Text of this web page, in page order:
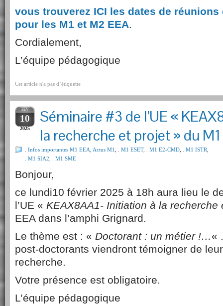
vous trouverez ICI les dates de réunions
pour les M1 et M2 EEA.
Cordialement,
L’équipe pédagogique
Cet article n'a pas d’étiquette
FÉV
10
2025
Séminaire #3 de l’UE «
la recherche et projet » du M1
. Infos importantes M1 EEA Actus M1 . M1 ESET, . M1 E2-CMD . M1 ISTR
. M1 SIA2
. M1 SME
Bonjour,
ce lundi10 février 2025 à 18h aura lieu le
l’UE « KEAX8AA1- Initiation à la recherche
EEA dans l’amphi Grignard.
Le thème est : « Doctorant : un métier !…«
post-doctorants viendront témoigner de
recherche.
Votre présence est obligatoire.
L’équipe pédagogique